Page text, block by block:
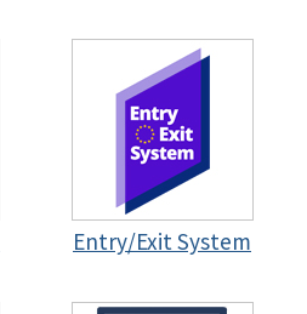
Entry/Exit System